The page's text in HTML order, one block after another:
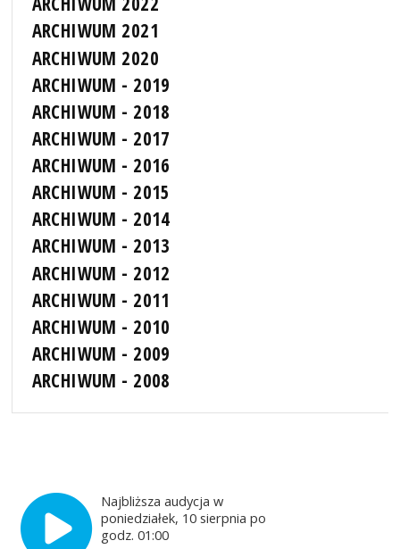
ARCHIWUM 2021
ARCHIWUM 2020
ARCHIWUM - 2019
ARCHIWUM - 2018
ARCHIWUM - 2017
ARCHIWUM - 2016
ARCHIWUM - 2015
ARCHIWUM - 2014
ARCHIWUM - 2013
ARCHIWUM - 2012
ARCHIWUM - 2011
ARCHIWUM - 2010
ARCHIWUM - 2009
ARCHIWUM - 2008
Najbliższa audycja w
poniedziałek, 10 sierpnia po
godz. 01:00